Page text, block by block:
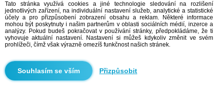
Vyhledávání
Tato stránka využívá cookies a jiné technologie sledování na rozlišení
jednotlivých zařízení, na individuální nastavení služeb, analytické a statistické
účely a pro přizpůsobení zobrazení obsahu a reklam. Některé informace
mohou být poskytnuty i našim partnerům v oblasti sociálních médií, inzerce a
analýzy. Pokud budeš pokračovat v používání stránky, předpokládáme, že ti
vyhovuje aktuální nastavení. Nastavení si můžeš kdykoliv změnit ve svém
prohlížeči, čímž však výrazně omezíš funkčnost našich stránek.
Přizpůsobit